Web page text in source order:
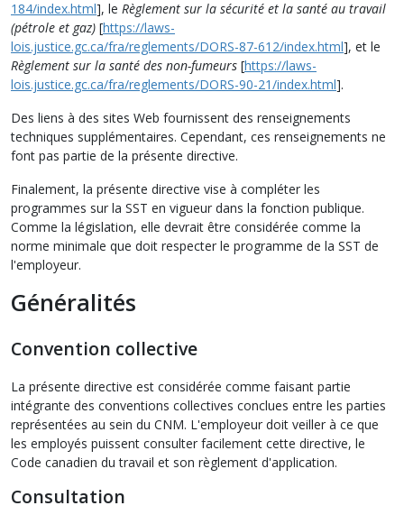
184/index.html], le Règlement sur la sécurité et la santé au travail
(pétrole et gaz) [https://laws-
lois.justice.gc.ca/fra/reglements/DORS-87-612/index.html], et le
Règlement sur la santé des non-fumeurs [https://laws-
lois.justice.gc.ca/fra/reglements/DORS-90-21/index.html].
Des liens à des sites Web fournissent des renseignements
techniques supplémentaires. Cependant, ces renseignements ne
font pas partie de la présente directive.
Finalement, la présente directive vise à compléter les
programmes sur la SST en vigueur dans la fonction publique.
Comme la législation, elle devrait être considérée comme la
norme minimale que doit respecter le programme de la SST de
l'employeur.
Généralités
Convention collective
La présente directive est considérée comme faisant partie
intégrante des conventions collectives conclues entre les parties
représentées au sein du CNM. L'employeur doit veiller à ce que
les employés puissent consulter facilement cette directive, le
Code canadien du travail et son règlement d'application.
Consultation